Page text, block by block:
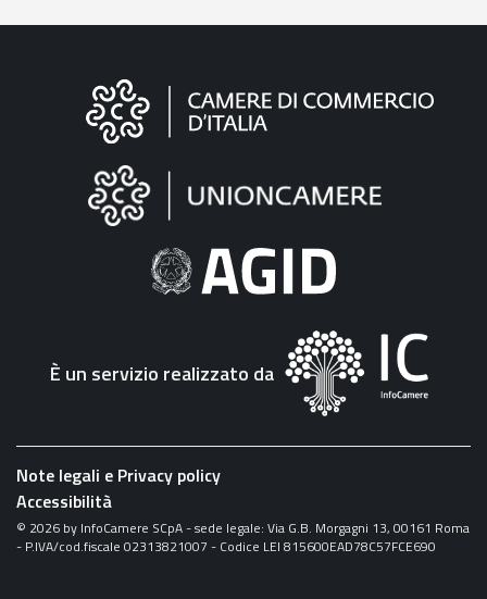
Informazioni
"Fattura
Elettronica"
È un servizio realizzato da
Note legali e Privacy policy
Accessibilità
© 2026 by InfoCamere SCpA - sede legale: Via G.B. Morgagni 13, 00161 Roma
- P.IVA/cod.fiscale 02313821007 - Codice LEI 815600EAD78C57FCE690